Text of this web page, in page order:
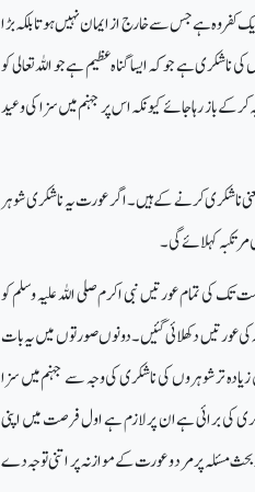
وہ ہے جس سے خارج از ایمان نہیں ہوتا بلکہ بڑا
ہے جو کہ ایسا گناہ عظیم ہے جو اللہ تعالی کو
رہا جائے کیونکہ اس پر جہنم میں سزا کی وعید
ناشکری کرنے کے ہیں۔ اگر عورت یہ ناشکری شوہر
کہلائے گی ۔
تمام عورتیں نبی اکرم صلی اللہ علیہ وسلم کو
عورتیں دکھلائی گئیں ۔ دونوں صورتوں میں یہ بات
زیادہ تر شوہروں کی ناشکری کی وجہ سے جہنم میں سزا
کی برائی ہے ان پر لازم ہے اول فرصت میں اپنی
مسئلہ پرمرد و عورت کے موازنہ پر اتنی توجہ دے